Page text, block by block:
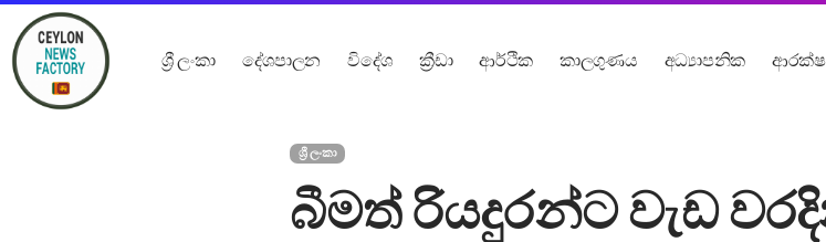
ශ්‍රී ලංකා දේශපාලන විදේශ ක්‍රීඩා ආර්ථික කාලගුණය අධ්‍යාපනික
ශ්‍රී ලංකා
බීමත් රියදුරන්ට වැඩ